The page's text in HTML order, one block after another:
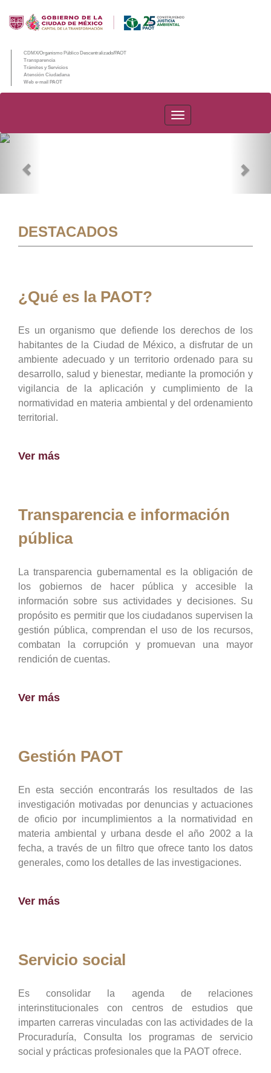
CDMX/Organismo Público Descentralizado/PAOT
Transparencia
Trámites y Servicios
Atención Ciudadana
Web e-mail PAOT
PAOT
DESTACADOS
¿Qué es la PAOT?
Es un organismo que defiende los derechos de los
habitantes de la Ciudad de México, a disfrutar de un
ambiente adecuado y un territorio ordenado para su
desarrollo, salud y bienestar, mediante la promoción y
vigilancia de la aplicación y cumplimiento de la
normatividad en materia ambiental y del ordenamiento
territorial.
Ver más
Transparencia e información
pública
La transparencia gubernamental es la obligación de
los gobiernos de hacer pública y accesible la
información sobre sus actividades y decisiones. Su
propósito es permitir que los ciudadanos supervisen la
gestión pública, comprendan el uso de los recursos,
combatan la corrupción y promuevan una mayor
rendición de cuentas.
Ver más
Gestión PAOT
En esta sección encontrarás los resultados de las
investigación motivadas por denuncias y actuaciones
de oficio por incumplimientos a la normatividad en
materia ambiental y urbana desde el año 2002 a la
fecha, a través de un filtro que ofrece tanto los datos
generales, como los detalles de las investigaciones.
Ver más
Servicio social
Es consolidar la agenda de relaciones
interinstitucionales con centros de estudios que
imparten carreras vinculadas con las actividades de la
Procuraduría, Consulta los programas de servicio
social y prácticas profesionales que la PAOT ofrece.